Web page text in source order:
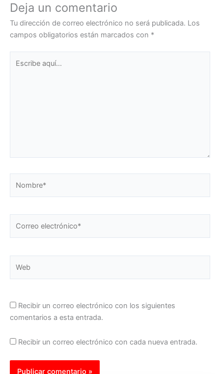
Deja un comentario
Tu dirección de correo electrónico no será publicada. Los
campos obligatorios están marcados con *
aquí...
Recibir un correo electrónico con los siguientes
comentarios a esta entrada.
Recibir un correo electrónico con cada nueva entrada.